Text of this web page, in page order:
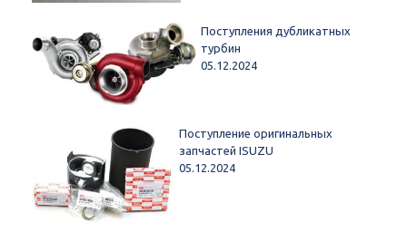
Поступления дубликатных
турбин
05.12.2024
Поступление оригинальных
запчастей ISUZU
05.12.2024